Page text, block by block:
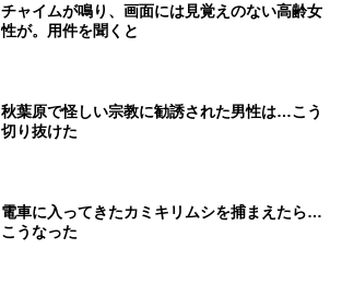
チャイムが鳴り、画面には見覚えのない高齢女
性が。用件を聞くと
秋葉原で怪しい宗教に勧誘された男性は…こう
切り抜けた
電車に入ってきたカミキリムシを捕まえたら…
こうなった